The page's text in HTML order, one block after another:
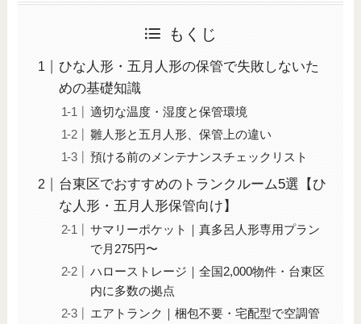
もくじ
ひな人形・五月人形の保管で失敗しないた
めの基礎知識
適切な温度・湿度と保管環境
雛人形と五月人形、保管上の違い
預ける前のメンテナンスチェックリスト
台東区でおすすめのトランクルーム5選【ひ
な人形・五月人形保管向け】
サマリーポケット｜真多呂人形専用プラン
で月275円〜
ハローストレージ｜全国2,000物件・台東区
内に多数の拠点
エアトランク｜梱包不要・宅配型で空調管